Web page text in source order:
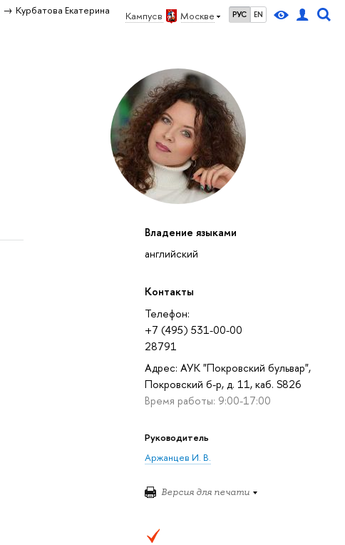
Кампус в Москве РУС EN
Курбатова Екатерина
Владение языками
английский
Контакты
Телефон:
+7 (495) 531-00-00
28791
Адрес: АУК "Покровский бульвар",
Покровский б-р, д. 11, каб. S826
Время работы: 9:00-17:00
Руководитель
Аржанцев И. В.
Версия для печати